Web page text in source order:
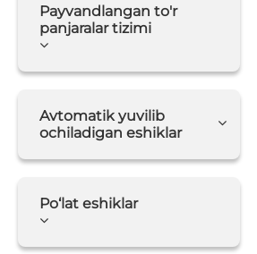
Payvandlangan to'r
panjaralar tizimi
Avtomatik yuvilib
ochiladigan eshiklar
Po‘lat eshiklar